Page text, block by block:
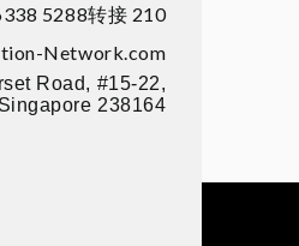
5288转接 210
Network.com
Road, #15-22,
Singapore 238164